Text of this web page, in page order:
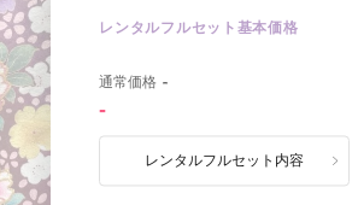
レンタルフルセット基本価格
通常価格 -
-
レンタルフルセット内容